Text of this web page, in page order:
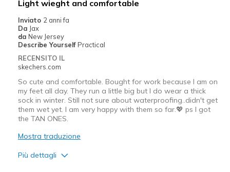
Going Out
Width
Sizing
View On Shoes
Shoes are for Wearing
Light wieght and comfortable
Inviato 2 anni fa
Da Jax
da New Jersey
Describe Yourself Practical
RECENSITO IL
skechers.com
So cute and comfortable. Bought for work because I am on
my feet all day. They run a little big but I do wear a thick
sock in winter. Still not sure about waterproofing..didn't get
them wet yet. I am very happy with them so far.💖 ps I got
the TAN ONES.
Mostra traduzione
Più dettagli